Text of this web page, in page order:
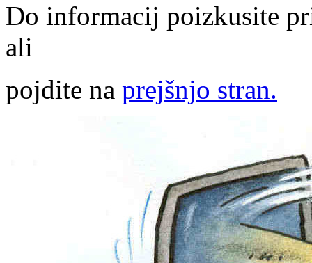
Do informacij poizkusite
ali
pojdite na prejšnjo stran.